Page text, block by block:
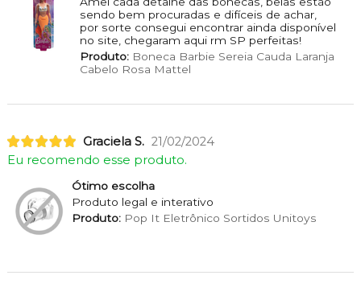
sendo bem procuradas e difíceis de achar,
por sorte consegui encontrar ainda disponível
no site, chegaram aqui rm SP perfeitas!
Produto:Boneca Barbie Sereia Cauda Laranja
Cabelo Rosa Mattel
Graciela S. 21/02/2024
Eu recomendo esse produto.
Ótimo escolha
Produto legal e interativo
Produto:Pop It Eletrônico Sortidos Unitoys